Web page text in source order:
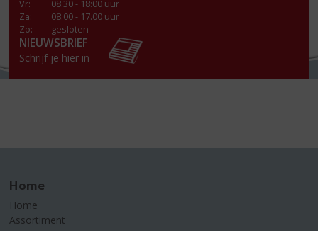
Vr:
08.30 - 18:00 uur
Za:
08.00 - 17.00 uur
Zo:
gesloten
NIEUWSBRIEF
Schrijf je hier in
Home
Home
Assortiment